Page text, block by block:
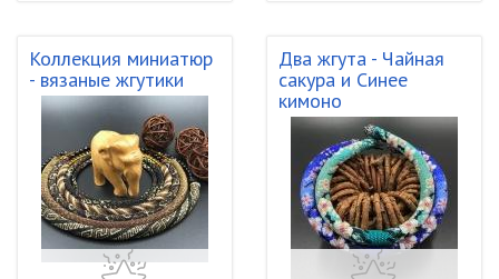
Коллекция миниатюр
- вязаные жгутики
Два жгута - Чайная
сакура и Синее
кимоно